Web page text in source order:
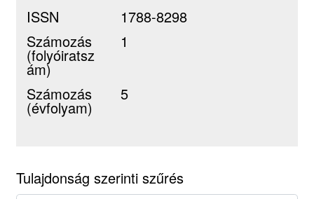
ISSN
1788-8298
Számozás
(folyóiratsz
ám)
1
Számozás
(évfolyam)
5
Tulajdonság szerinti szűrés